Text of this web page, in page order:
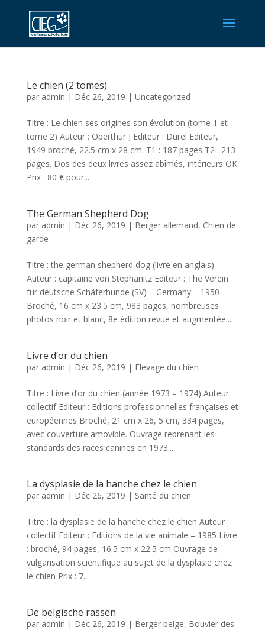
Le chien (2 tomes)
par admin | Déc 26, 2019 | Uncategorized
Titre : Le chien ses origines son évolution (tome 1 et
tome 2) Auteur : Oberthur J Editeur : Durel Editeur,
1949 broché, 22.5 cm x 28 cm. T1 : 187 pages T2 : 213
pages. Dos des deux livres assez abîmés, intérieurs OK
Prix : 80 € pour...
The German Shepherd Dog
par admin | Déc 26, 2019 | Berger allemand, Chien de
garde
Titre : the german shepherd dog (livre en anglais)
Auteur : capitaine von Stephanitz Editeur : The Verein
für deutsche Schäferhunde (SV) – Germany – 1950
Broché, 16 cm x 23.5 cm, 983 pages, nombreuses
photos noir et blanc, 8e édition revue et augmentée....
Livre d’or du chien
par admin | Déc 26, 2019 | Elevage du chien
Titre : Livre d’or du chien (année 1973 – 1974) Auteur :
collectif Editeur : Editions professionnelles françaises et
européennes Broché, 21 cm x 26, 5 cm, 334 pages,
avec couverture amovible. Ouvrage reprenant les
standards des races canines en 1973...
La dysplasie de la hanche chez le chien
par admin | Déc 26, 2019 | Santé du chien
Titre : la dysplasie de la hanche chez le chien Auteur :
collectif Editeur : Editions de la vie animale – 1985 Livre
: broché, 94 pages, 16.5 cm x 22.5 cm Ouvrage de
vulgarisation scientifique au sujet de la dysplasie chez
le chien Prix : 7...
De belgische rassen
par admin | Déc 26, 2019 | Berger belge, Bouvier des